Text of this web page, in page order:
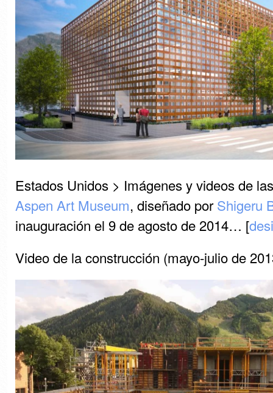
Estados Unidos > Imágenes y videos de
Aspen Art Museum, diseñado porShigeru
inauguración el 9 de agosto de 2014… [
Video de la construcción (mayo-julio de